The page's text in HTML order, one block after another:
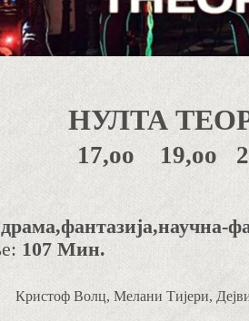
НУЛТА
17,оо 19,оо
107 Мин.
Кристоф Волц, Мелани Тијери,